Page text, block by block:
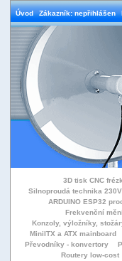
Úvod Zákazník: nepřihlášen
3D tisk CNC
Silnoproudá technika
ARDUINO ESP32
Frekvenční
Konzoly, výložníky,
MiniITX a ATX mainboard
Převodníky - konvertory
Routery low-cost